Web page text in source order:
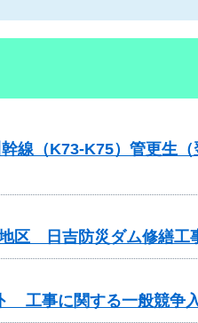
線（K73-K75）管更生（
区 日吉防災ダム修繕工
工事に関する一般競争